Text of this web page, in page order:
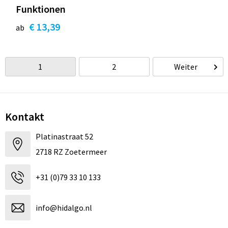
Funktionen
ab € 13,39
1 2 Weiter
Kontakt
Platinastraat 52
2718 RZ Zoetermeer
+31 (0)79 33 10 133
info@hidalgo.nl